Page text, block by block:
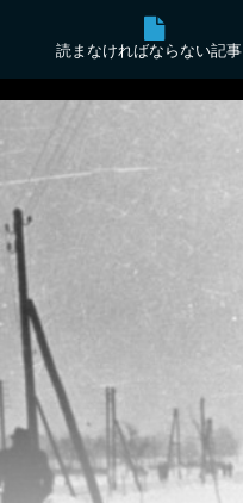
読まなければならない記事